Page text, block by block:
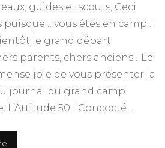
guides et scouts, Ceci
puisque… vous êtes en camp !
le grand départ
parents, chers anciens ! Le
joie de vous présenter la
journal du grand camp
L’Attitude 50 ! Concocté …